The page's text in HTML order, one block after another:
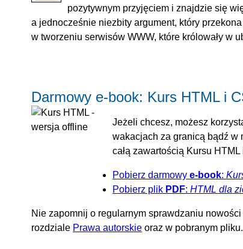
pozytywnym przyjęciem i znajdzie się
a jednocześnie niezbity argument, który
w tworzeniu serwisów WWW, które królowały w
Darmowy e-book: Kurs HTML i
Jeżeli chcesz, możesz
wakacjach za granicą bądź w
całą zawartością Kursu HTML
Pobierz darmowy e-book:
Pobierz plik PDF: HTML dla
Nie zapomnij o regularnym sprawdzaniu
rozdziale Prawa autorskie oraz w pobranym pliku.